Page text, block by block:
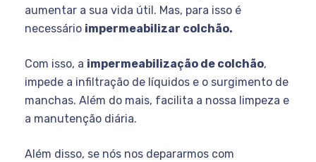
aumentar a sua vida útil. Mas, para isso é
necessário impermeabilizar colchão.
Com isso, a impermeabilização de colchão,
impede a infiltração de líquidos e o surgimento de
manchas. Além do mais, facilita a nossa limpeza e
a manutenção diária.
Além disso, se nós nos depararmos com